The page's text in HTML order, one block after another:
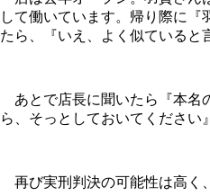
して働いています。帰り際に『
たら、『いえ、よく似ていると
あとで店長に聞いたら『本名
ら、そっとしておいてください
再び実刑判決の可能性は高く